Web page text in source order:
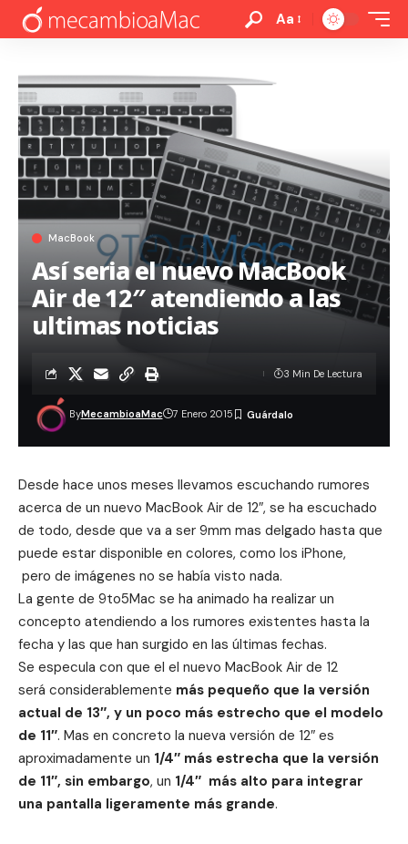
Aa
MacBook
Así seria el nuevo MacBook
Air de 12″ atendiendo a las
ultimas noticias
ByMecambioaMac 7 Enero 2015
3 Min De Lectura
Desde hace unos meses llevamos escuchando rumores
acerca de un nuevo MacBook Air de 12″, se ha escuchado
de todo, desde que va a ser 9mm mas delgado hasta que
puede estar disponible en colores, como los iPhone,
pero de imágenes no se había visto nada.
La gente de 9to5Mac se ha animado ha realizar un
concepto atendiendo a los rumores existentes hasta la
fecha y las que han surgido en las últimas fechas.
Se especula con que el el nuevo MacBook Air de 12
será considerablemente más pequeño que la versión
actual de 13″, y un poco más estrecho que el modelo
de 11″. Mas en concreto la nueva versión de 12″ es
aproximadamente un 1/4″ más estrecha que la versión
de 11″, sin embargo, un 1/4″ más alto para integrar
una pantalla ligeramente más grande.